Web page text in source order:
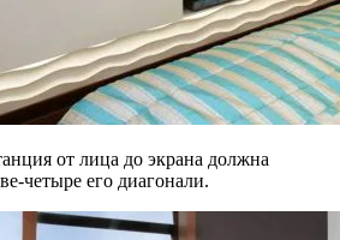
от лица до экрана должна
четыре его диагонали.